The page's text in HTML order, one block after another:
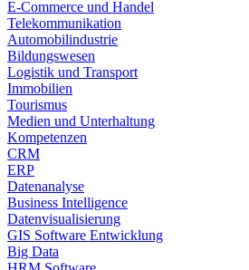
E-Commerce und Handel
Telekommunikation
Automobilindustrie
Bildungswesen
Logistik und Transport
Immobilien
Tourismus
Medien und Unterhaltung
Kompetenzen
CRM
ERP
Datenanalyse
Business Intelligence
Datenvisualisierung
GIS Software Entwicklung
Big Data